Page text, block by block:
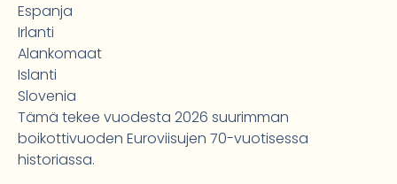
Espanja
Irlanti
Alankomaat
Islanti
Slovenia
Tämä tekee vuodesta 2026 suurimman
boikottivuoden Euroviisujen 70-vuotisessa
historiassa.